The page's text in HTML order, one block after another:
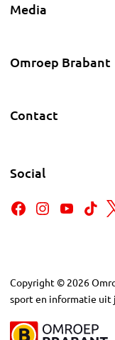
Media
Omroep Brabant
Contact
Social
Copyright © 2026
sport en informatie uit